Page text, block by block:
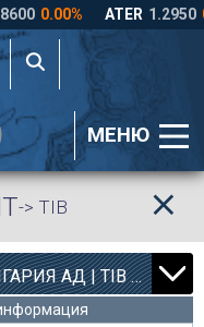
МЕНЮ
-> TIB
ТЕЛЕМАТИК ИНТЕРАКТИВ БЪЛГАРИЯ АД | TIB | 12